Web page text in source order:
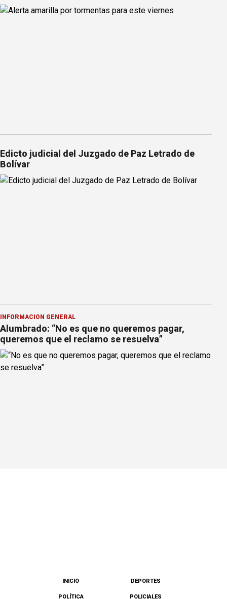
Edicto judicial del Juzgado de Paz Letrado de
Bolívar
INFORMACION GENERAL
Alumbrado: “No es que no queremos pagar,
queremos que el reclamo se resuelva”
INICIO DEPORTES
POLÍTICA POLICIALES